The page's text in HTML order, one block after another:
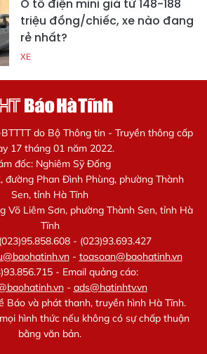
Ô tô điện mini giá từ 148-188
triệu đồng/chiếc, xe nào đang
rẻ nhất?
XE
do Bộ Thông tin - Truyền thông cấp
17 tháng 01 năm 2022.
đốc: Nghiêm Sỹ Đống
đường Phan Đình Phùng, phường Thành
Sen, tỉnh Hà Tĩnh
Võ Liêm Sơn, phường Thành Sen, tỉnh Hà
Tĩnh
- (023)93.693.427
- toasoan@baohatinh.vn
- Email quảng cáo:
- ads@hatinhtv.vn
Báo và phát thanh, truyền hình Hà Tĩnh.
hình thức nếu không có sự chấp thuận
bằng văn bản.